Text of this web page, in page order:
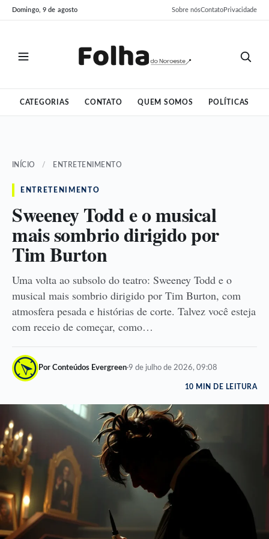
Pular
para
Pular
para
Domingo, 9 de agosto Sobre nósContatoPrivacidade
CATEGORIAS CONTATO QUEM SOMOS POLÍTICAS
INÍCIO / ENTRETENIMENTO
ENTRETENIMENTO
Sweeney Todd e o musical
mais sombrio dirigido por
Tim Burton
Uma volta ao subsolo do teatro: Sweeney Todd e o
musical mais sombrio dirigido por Tim Burton, com
atmosfera pesada e histórias de corte. Talvez você esteja
com receio de começar, como…
Por Conteúdos Evergreen·9 de julho de 2026, 09:08
10 MIN DE LEITURA